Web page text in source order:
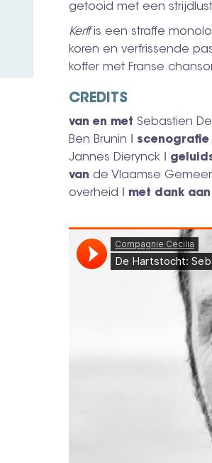
getooid met een
Kerffis een straffe
koren en verfrissende
koffer met Franse
CREDITS
van en met Sebastien
Ben Brunin ǀ scenografie
Jannes Dierynck ǀ
van de Vlaamse
overheid ǀ met dank aan
De Hartstocht: